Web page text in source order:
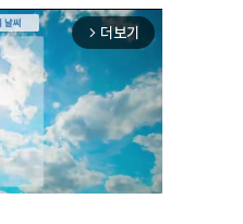
arrow_forward_ios 더보기